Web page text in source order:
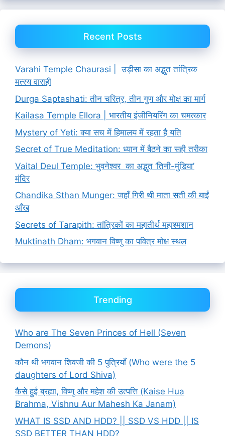
Recent Posts
Varahi Temple Chaurasi | उड़ीसा का अद्भुत तांत्रिक
मत्स्य वाराही
Durga Saptashati: तीन चरित्र, तीन गुण और मोक्ष का मार्ग
Kailasa Temple Ellora | भारतीय इंजीनियरिंग का चमत्कार
Mystery of Yeti: क्या सच में हिमालय में रहता है यति
Secret of True Meditation: ध्यान में बैठने का सही तरीका
Vaital Deul Temple: भुवनेश्वर का अद्भुत ‘तिनी-मुंडिया’
मंदिर
Chandika Sthan Munger: जहाँ गिरी थी माता सती की बाईं
आँख
Secrets of Tarapith: तांत्रिकों का महातीर्थ महाश्मशान
Muktinath Dham: भगवान विष्णु का पवित्र मोक्ष स्थल
Trending
Who are The Seven Princes of Hell (Seven
Demons)
कौन थी भगवान शिवजी की 5 पुत्रियाँ (Who were the 5
daughters of Lord Shiva)
कैसे हुई ब्रह्मा, विष्णु और महेश की उत्पत्ति (Kaise Hua
Brahma, Vishnu Aur Mahesh Ka Janam)
WHAT IS SSD AND HDD? || SSD VS HDD || IS
SSD BETTER THAN HDD?